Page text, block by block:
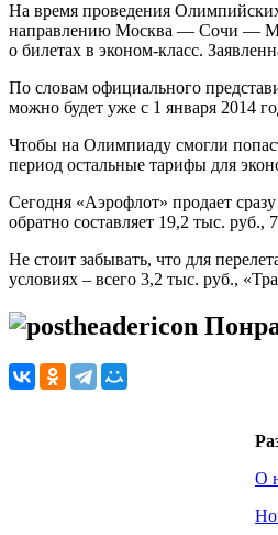
На время проведения
направлению Москва — Сочи —
о билетах в эконом-класс.
По словам официального
можно будет уже с 1 января 2014
Чтобы на Олимпиаду смогли
период остальные тарифы для
Сегодня «Аэрофлот» продает
обратно составляет 19,2 тыс. руб.,
Не стоит забывать, что для
условиях – всего 3,2 тыс. руб.,
О